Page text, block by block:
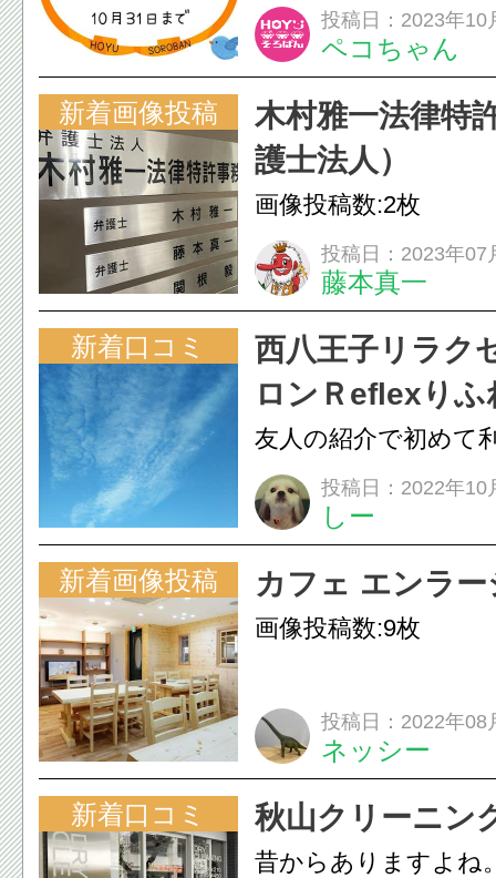
ぜひ(^^)投稿日：2023年10
ペコちゃん
新着画像投稿
木村雅一法律特
護士法人）
画像投稿数:2枚
投稿日：2023年07
藤本真一
新着口コミ
西八王子リラク
ロンＲeflexりふ
友人の紹介で初めて
ました。 期待以上、
レッシュできました
場は気持ち良く...
投稿日：2022年10
しー
新着画像投稿 カフェ エンラー
画像投稿数:9枚
投稿日：2022年08
ネッシー
新着口コミ 秋山クリーニン
昔からありますよね